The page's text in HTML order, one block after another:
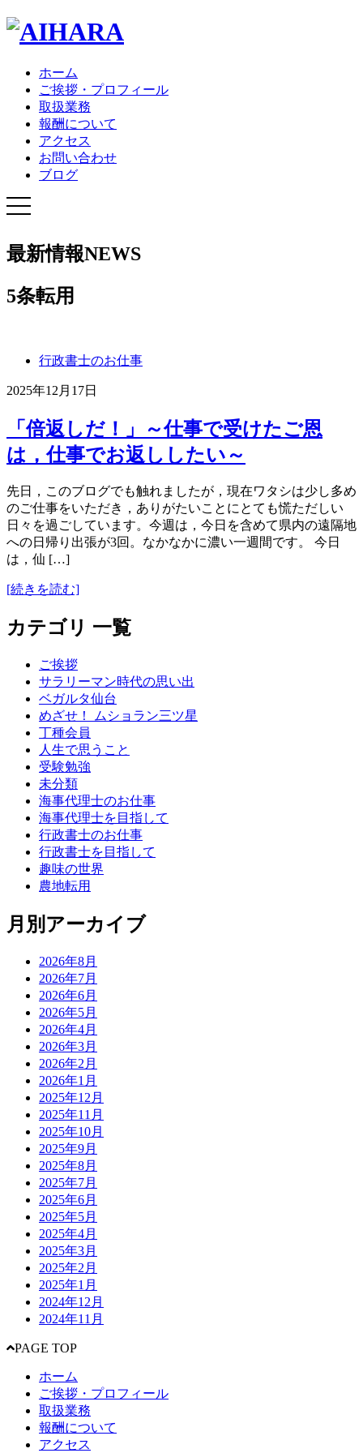
ホーム
ご挨拶・プロフィール
取扱業務
報酬について
アクセス
お問い合わせ
ブログ
最新情報NEWS
5条転用
行政書士のお仕事
2025年12月17日
「倍返しだ！」～仕事で受けたご恩
は，仕事でお返ししたい～
先日，このブログでも触れましたが，現在ワタシは少し多め
のご仕事をいただき，ありがたいことにとても慌ただしい
日々を過ごしています。今週は，今日を含めて県内の遠隔地
への日帰り出張が3回。なかなかに濃い一週間です。 今日
は，仙 […]
[続きを読む]
カテゴリ 一覧
ご挨拶
サラリーマン時代の思い出
ベガルタ仙台
めざせ！ ムショラン三ツ星
丁種会員
人生で思うこと
受験勉強
未分類
海事代理士のお仕事
海事代理士を目指して
行政書士のお仕事
行政書士を目指して
趣味の世界
農地転用
月別アーカイブ
2026年8月
2026年7月
2026年6月
2026年5月
2026年4月
2026年3月
2026年2月
2026年1月
2025年12月
2025年11月
2025年10月
2025年9月
2025年8月
2025年7月
2025年6月
2025年5月
2025年4月
2025年3月
2025年2月
2025年1月
2024年12月
2024年11月
PAGE TOP
ホーム
ご挨拶・プロフィール
取扱業務
報酬について
アクセス